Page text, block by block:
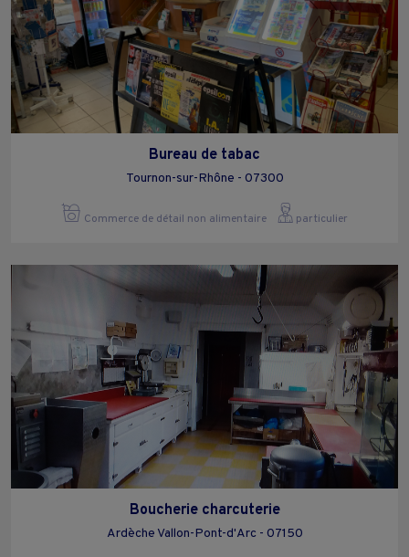
Bureau de tabac
Tournon-sur-Rhône - 07300
Commerce de détail non alimentaire particulier
Boucherie charcuterie
Ardèche Vallon-Pont-d'Arc - 07150